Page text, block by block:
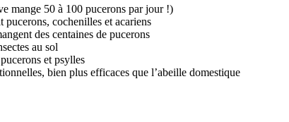
mange 50 à 100 pucerons par jour !)
pucerons, cochenilles et acariens
des centaines de pucerons
au sol
et psylles
bien plus efficaces que l’abeille domestique